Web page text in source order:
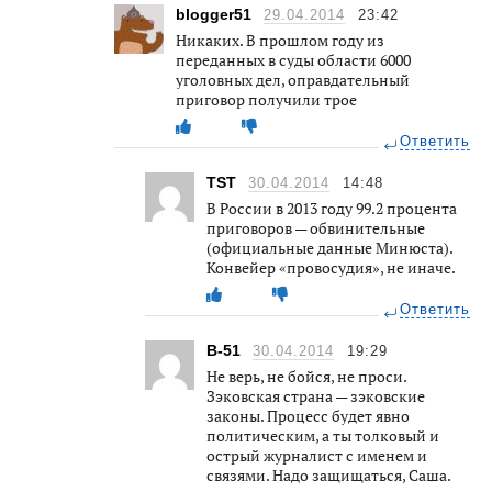
blogger51 29.04.2014 23:42
Никаких. В прошлом году из
переданных в суды области 6000
уголовных дел, оправдательный
приговор получили трое
Ответить
TST 30.04.2014 14:48
В России в 2013 году 99.2 процента
приговоров — обвинительные
(официальные данные Минюста).
Конвейер «провосудия», не иначе.
Ответить
В-51 30.04.2014 19:29
Не верь, не бойся, не проси.
Зэковская страна — зэковские
законы. Процесс будет явно
политическим, а ты толковый и
острый журналист с именем и
связями. Надо защищаться, Саша.